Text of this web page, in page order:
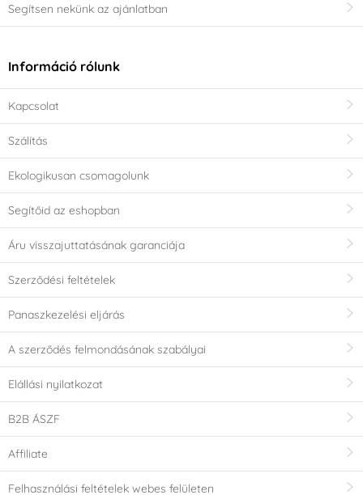
Segítsen nekünk az ajánlatban
Információ rólunk
Kapcsolat
Szálítás
Ekologikusan csomagolunk
Segítőid az eshopban
Áru visszajuttatásának garanciája
Szerződési feltételek
Panaszkezelési eljárás
A szerződés felmondásának szabályai
Elállási nyilatkozat
B2B ÁSZF
Affiliate
Felhasználási feltételek webes felületen